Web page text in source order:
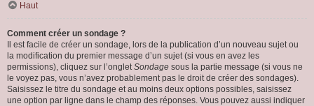
Haut
Comment créer un sondage ?
Il est facile de créer un sondage, lors de la publication d’un nouveau sujet ou
la modification du premier message d’un sujet (si vous en avez les
permissions), cliquez sur l’ongletSondage sous la partie message (si vous ne
le voyez pas, vous n’avez probablement pas le droit de créer des sondages).
Saisissez le titre du sondage et au moins deux options possibles, saisissez
une option par ligne dans le champ des réponses. Vous pouvez aussi indiquer